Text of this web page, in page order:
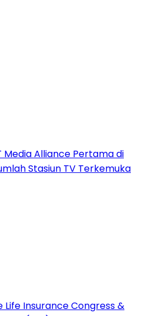
Media Alliance Pertama di
Stasiun TV Terkemuka
Life Insurance Congress &